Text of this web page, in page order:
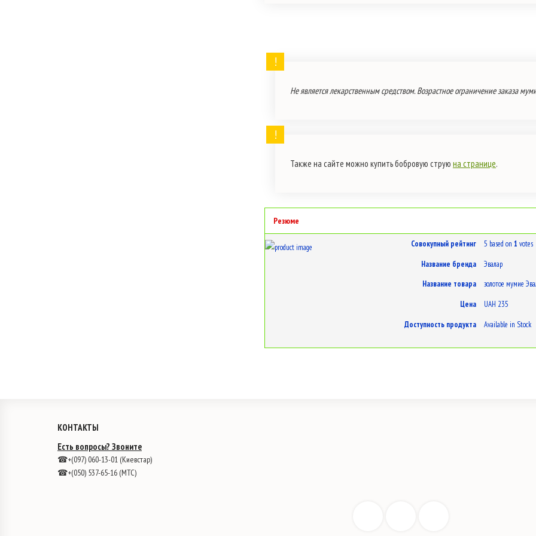
Не является лекарственным средством. Возрастное ограничение заказа
Также на сайте можно купить бобровую струю на странице.
Резюме
Совокупный рейтинг 5 based on 1 votes
Название бренда
Эвалар
Название товара
золотое мумие
Цена
UAH 235
Доступность продукта
Available in Stock
КОНТАКТЫ
Есть вопросы? Звоните
☎+(097) 060-13-01 (Киевстар)
☎+(050) 537-65-16 (МТС)